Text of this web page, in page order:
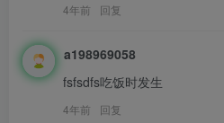
4年前 回复
a198969058
fsfsdfs吃饭时发生
4年前 回复